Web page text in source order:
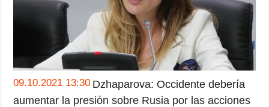
Política
Economía
Defensa
Sociedad y
Cultura
Deportes
servicios
Política de
privacidad y
protección de
datos personales
09.10.2021 13:30 Dzhaparova: Occidente debería
aumentar la presión sobre Rusia por las acciones